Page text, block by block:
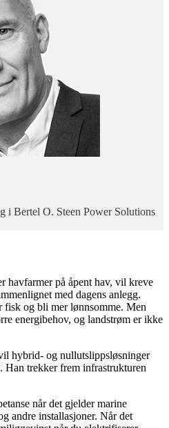
i Bertel O. Steen Power Solutions
havfarmer på åpent hav, vil kreve
med dagens anlegg.
fisk og bli mer lønnsomme. Men
energibehov, og landstrøm er ikke
hybrid- og nullutslippsløsninger
trekker frem infrastrukturen
når det gjelder marine
andre installasjoner. Når det